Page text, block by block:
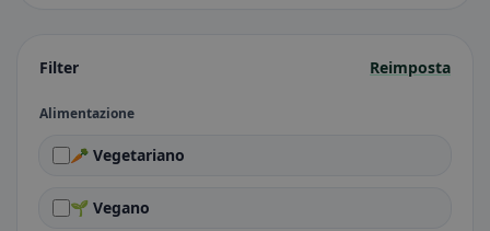
Filter Reimposta
Alimentazione
🥕 Vegetariano
🌱 Vegano